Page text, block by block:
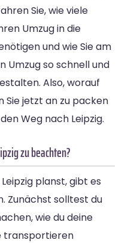
Sie, wie viele
Umzug in die
und wie Sie am
Umzug so schnell und
Also, worauf
Sie jetzt an zu packen
Weg nach Leipzig.
zu beachten?
planst, gibt es
Zunächst solltest du
wie du deine
transportieren